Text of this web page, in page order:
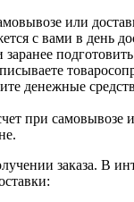
или
с вами в день
заранее
денежные
при самовывозе
заказа. В